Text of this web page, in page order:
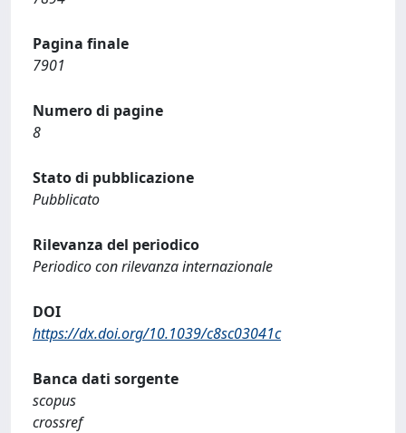
Pagina finale
7901
Numero di pagine
8
Stato di pubblicazione
Pubblicato
Rilevanza del periodico
Periodico con rilevanza internazionale
DOI
https://dx.doi.org/10.1039/c8sc03041c
Banca dati sorgente
scopus
crossref